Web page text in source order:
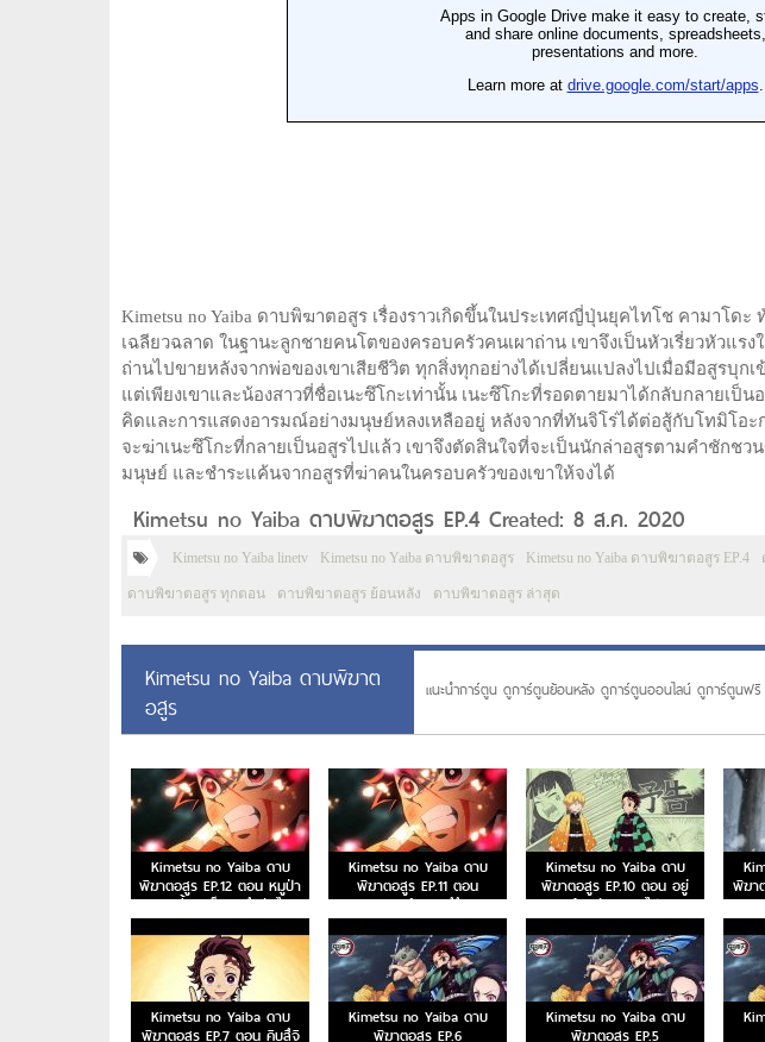
Kimetsu no Yaiba ดาบพิฆาตอสูร เรื่องราวเกิดขึ้นในประเทศญี่ปุ่นยุคไทโช คามาโด
เฉลียวฉลาด ในฐานะลูกชายคนโตของครอบครัวคนเผาถ่าน เขาจึงเป็นหัวเรี่ยวหัวแรง
ถ่านไปขายหลังจากพ่อของเขาเสียชีวิต ทุกสิ่งทุกอย่างได้เปลี่ยนแปลงไปเมื่อมีอสูรบุก
แต่เพียงเขาและน้องสาวที่ชื่อเนะซึโกะเท่านั้น เนะซึโกะที่รอดตายมาได้กลับกลายเป็
คิดและการแสดงอารมณ์อย่างมนุษย์หลงเหลืออยู่ หลังจากที่ทันจิโร่ได้ต่อสู้กับโทมิโอะ
จะฆ่าเนะซึโกะที่กลายเป็นอสูรไปแล้ว เขาจึงตัดสินใจที่จะเป็นนักล่าอสูรตามคำชักชว
มนุษย์ และชำระแค้นจากอสูรที่ฆ่าคนในครอบครัวของเขาให้จงได้
Kimetsu no Yaiba ดาบพิฆาตอสูร EP.4 Created: 8 ส.ค. 2020
Kimetsu no Yaiba linetv Kimetsu no Yaiba ดาบพิฆาตอสูร Kimetsu no Yaiba ดาบพิฆาตอสูร EP.4
ดาบพิฆาตอสูร ทุกตอน ดาบพิฆาตอสูร ย้อนหลัง ดาบพิฆาตอสูร ล่าสุด
Kimetsu no Yaiba ดาบพิฆาต
อสูร
แนะนำการ์ตูน ดูการ์ตูนย้อนหลัง ดูการ์ตูนออนไลน์ ดูการ์ตูนฟ
Kimetsu no Yaiba ดาบ
พิฆาตอสูร EP.12 ตอน หมูป่า
สยายเขี้ยว เซ็นอิตสึหลับไหล
Kimetsu no Yaiba ดาบ
พิฆาตอสูร EP.11 ตอน
คฤหาสน์กลองสึซึมิ
Kimetsu no Yaiba ดาบ
พิฆาตอสูร EP.10 ตอน อยู่
ด้วยกันตลอดไป
พิฆา
Kimetsu no Yaiba ดาบ
พิฆาตอสูร EP.7 ตอน คิบุสึจิ
Kimetsu no Yaiba ดาบ
พิฆาตอสูร EP.6
Kimetsu no Yaiba ดาบ
พิฆาตอสูร EP.5